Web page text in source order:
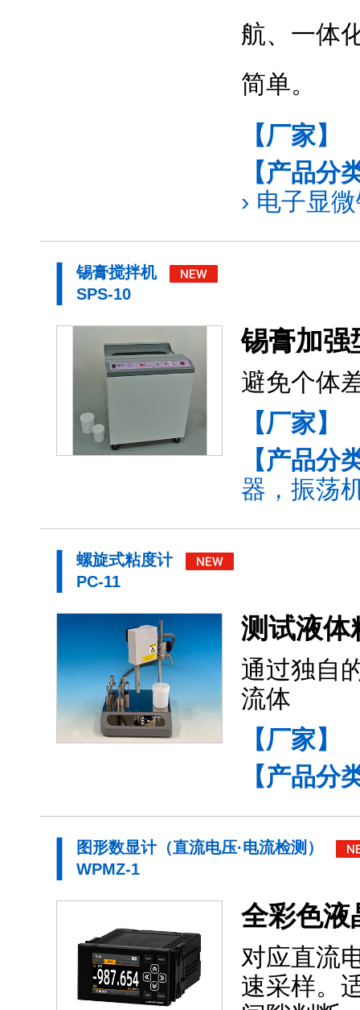
航、一体
简单。
【厂家】
【产品分
› 电子显
锡膏搅拌机
SPS-10
锡膏加强
避免个体
【厂家】
【产品分
器，振荡
螺旋式粘度计
PC-11
测试液体
通过独自
流体
【厂家】
【产品分
图形数显计（直流电压·电流检测）
WPMZ-1
全彩色液
对应直流
速采样。